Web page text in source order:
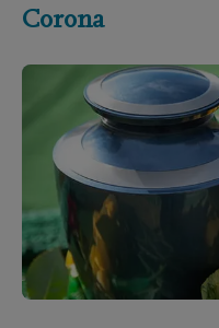
Corona